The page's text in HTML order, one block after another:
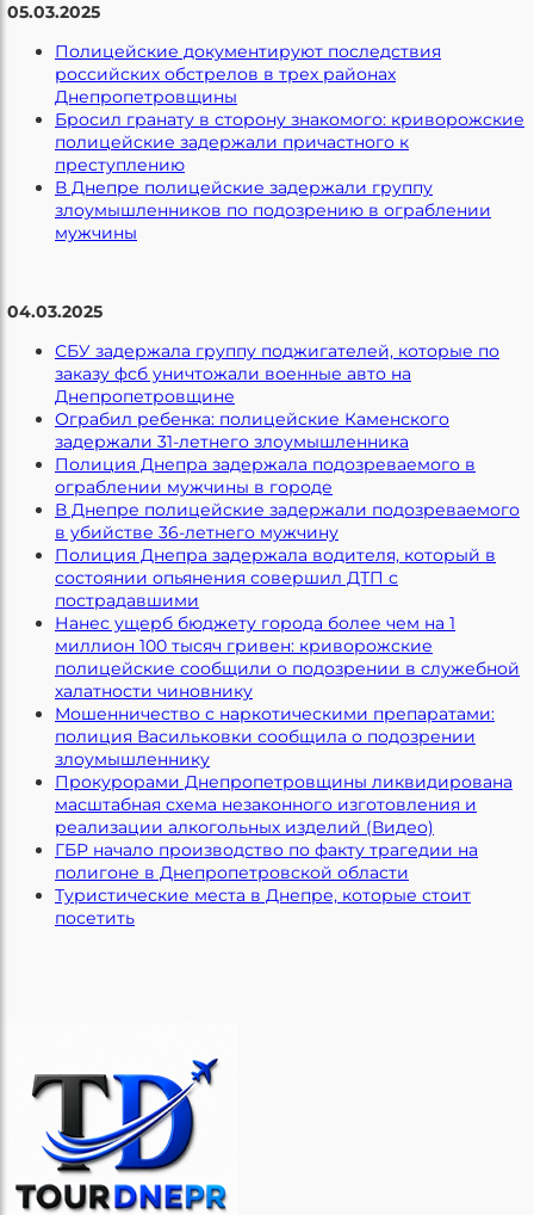
05.03.2025
Полицейские документируют последствия
российских обстрелов в трех районах
Днепропетровщины
Бросил гранату в сторону знакомого: криворожские
полицейские задержали причастного к
преступлению
В Днепре полицейские задержали группу
злоумышленников по подозрению в ограблении
мужчины
04.03.2025
СБУ задержала группу поджигателей, которые по
заказу фсб уничтожали военные авто на
Днепропетровщине
Ограбил ребенка: полицейские Каменского
задержали 31-летнего злоумышленника
Полиция Днепра задержала подозреваемого в
ограблении мужчины в городе
В Днепре полицейские задержали подозреваемого
в убийстве 36-летнего мужчину
Полиция Днепра задержала водителя, который в
состоянии опьянения совершил ДТП с
пострадавшими
Нанес ущерб бюджету города более чем на 1
миллион 100 тысяч гривен: криворожские
полицейские сообщили о подозрении в служебной
халатности чиновнику
Мошенничество с наркотическими препаратами:
полиция Васильковки сообщила о подозрении
злоумышленнику
Прокурорами Днепропетровщины ликвидирована
масштабная схема незаконного изготовления и
реализации алкогольных изделий (Видео)
ГБР начало производство по факту трагедии на
полигоне в Днепропетровской области
Туристические места в Днепре, которые стоит
посетить